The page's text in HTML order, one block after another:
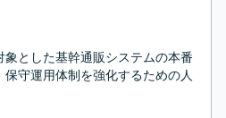
とした基幹通販システムの本番
守運用体制を強化するための人